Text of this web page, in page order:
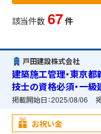
該当件数 67 件
戸田建設株式会社
建築施工管理・東京都
技士の資格必須・一
掲載開始日：2025/08/06
お祝い金